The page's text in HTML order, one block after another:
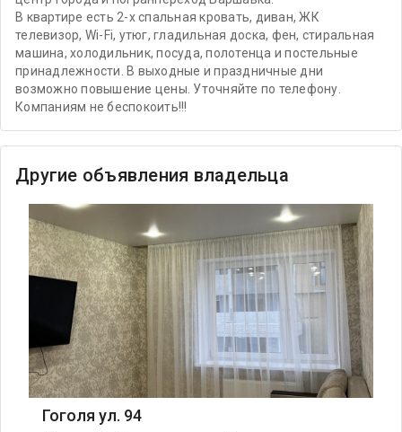
В квартире есть 2-х спальная кровать, диван, ЖК
телевизор, Wi-Fi, утюг, гладильная доска, фен, стиральная
машина, холодильник, посуда, полотенца и постельные
принадлежности. В выходные и праздничные дни
возможно повышение цены. Уточняйте по телефону.
Компаниям не беспокоить!!!
Другие объявления владельца
Гоголя ул. 94